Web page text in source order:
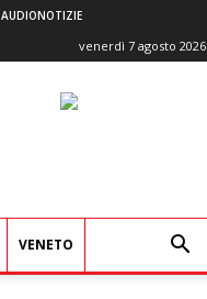
AUDIONOTIZIE
venerdì 7 agosto 2026
VENETO